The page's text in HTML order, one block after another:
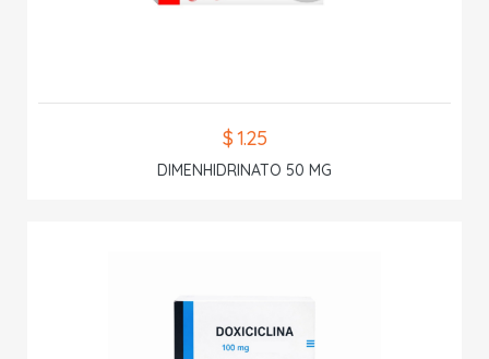
$ 1.25
DIMENHIDRINATO 50 MG